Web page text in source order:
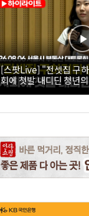
[스팟Live] "전셋집 구
회에 첫발 내디딘 청년
시 부동산 대토론회